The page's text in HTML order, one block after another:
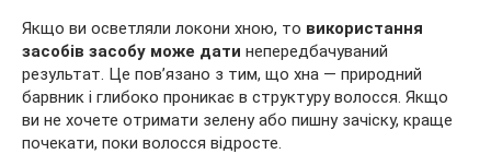
Якщо ви осветляли локони хною, то використання
засобів засобу може дати непередбачуваний
результат. Це пов’язано з тим, що хна — природний
барвник і глибоко проникає в структуру волосся. Якщо
ви не хочете отримати зелену або пишну зачіску, краще
почекати, поки волосся відросте.